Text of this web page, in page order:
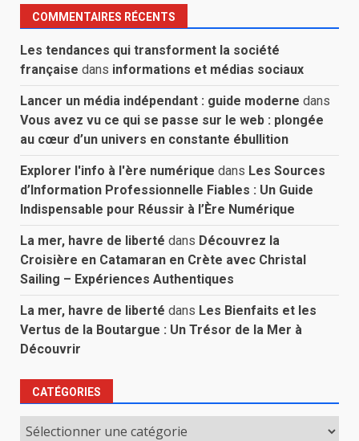
COMMENTAIRES RÉCENTS
Les tendances qui transforment la société
française dans informations et médias sociaux
Lancer un média indépendant : guide moderne dans
Vous avez vu ce qui se passe sur le web : plongée
au cœur d’un univers en constante ébullition
Explorer l'info à l'ère numérique dans Les Sources
d’Information Professionnelle Fiables : Un Guide
Indispensable pour Réussir à l’Ère Numérique
La mer, havre de liberté dans Découvrez la
Croisière en Catamaran en Crète avec Christal
Sailing – Expériences Authentiques
La mer, havre de liberté dans Les Bienfaits et les
Vertus de la Boutargue : Un Trésor de la Mer à
Découvrir
CATÉGORIES
Catégories